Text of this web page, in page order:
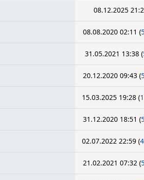
08.12.2025
08.08.2020 02:11 (
31.05.2021 13:38 (
20.12.2020 09:43 (
15.03.2025 19:28 (
31.12.2020 18:51 (
02.07.2022 22:59 (
21.02.2021 07:32 (